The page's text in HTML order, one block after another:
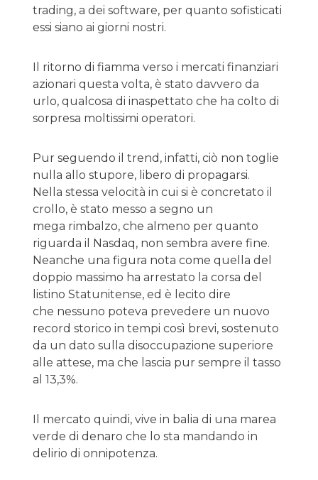
trading, a dei software, per quanto sofisticati
essi siano ai giorni nostri.
Il ritorno di fiamma verso i mercati finanziari
azionari questa volta, è stato davvero da
urlo, qualcosa di inaspettato che ha colto di
sorpresa moltissimi operatori.
Pur seguendo il trend, infatti, ciò non toglie
nulla allo stupore, libero di propagarsi.
Nella stessa velocità in cui si è concretato il
crollo, è stato messo a segno un
mega rimbalzo, che almeno per quanto
riguarda il Nasdaq, non sembra avere fine.
Neanche una figura nota come quella del
doppio massimo ha arrestato la corsa del
listino Statunitense, ed è lecito dire
che nessuno poteva prevedere un nuovo
record storico in tempi così brevi, sostenuto
da un dato sulla disoccupazione superiore
alle attese, ma che lascia pur sempre il tasso
al 13,3%.
Il mercato quindi, vive in balia di una marea
verde di denaro che lo sta mandando in
delirio di onnipotenza.